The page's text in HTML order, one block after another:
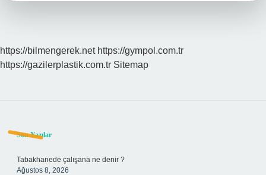
https://bilmengerek.net https://gympol.com.tr
https://gazilerplastik.com.tr Sitemap
Sidebar
Son Yazılar
Tabakhanede çalışana ne denir ?
Ağustos 8, 2026